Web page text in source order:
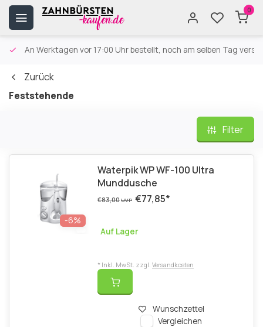
0
An Werktagen vor 17:00 Uhr bestellt, noch am selben Tag
Zurück
Feststehende
Filter
-6%
Waterpik WP WF-100 Ultra
Munddusche
€83,00UVP €77,85*
Auf Lager
Wunschzettel
Vergleichen
* Inkl. MwSt. zzgl. Versandkosten